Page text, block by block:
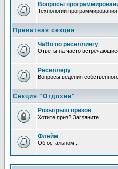
Вопросы
Технологии
Приватная секция
ЧаВо по реселлингу
Ответы на часто
Реселлеру
Вопросы ведения
Секция "Отдохни"
Розыгрыш призов
Хотите приз? Загляните...
Флейм
Об остальном...